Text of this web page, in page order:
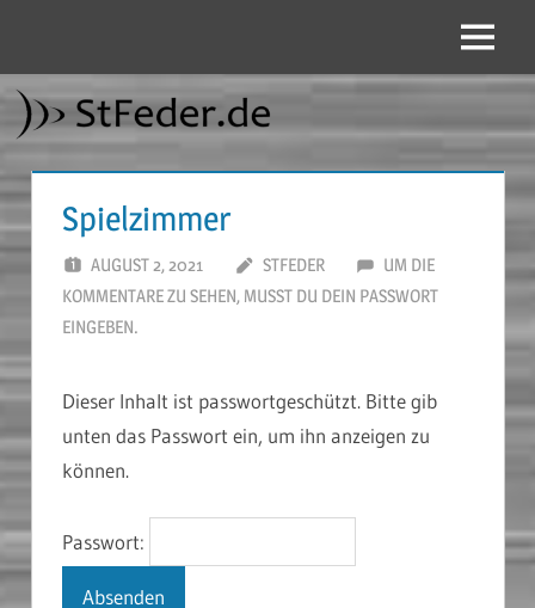
springen
Menü
Spielzimmer
AUGUST 2, 2021 STFEDER
UM DIE
KOMMENTARE ZU SEHEN, MUSST DU DEIN PASSWORT
EINGEBEN.
Dieser Inhalt ist passwortgeschützt. Bitte gib
unten das Passwort ein, um ihn anzeigen zu
können.
Passwort: